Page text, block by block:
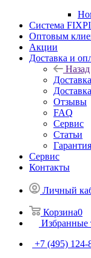
Система
Оптовым
Акции
Доставка и
Назад
Отзывы
FAQ
Сервис
Статьи
Гарантия
Сервис
Контакты
Личный
Корзина0
Избранные
+7 (495) 124-